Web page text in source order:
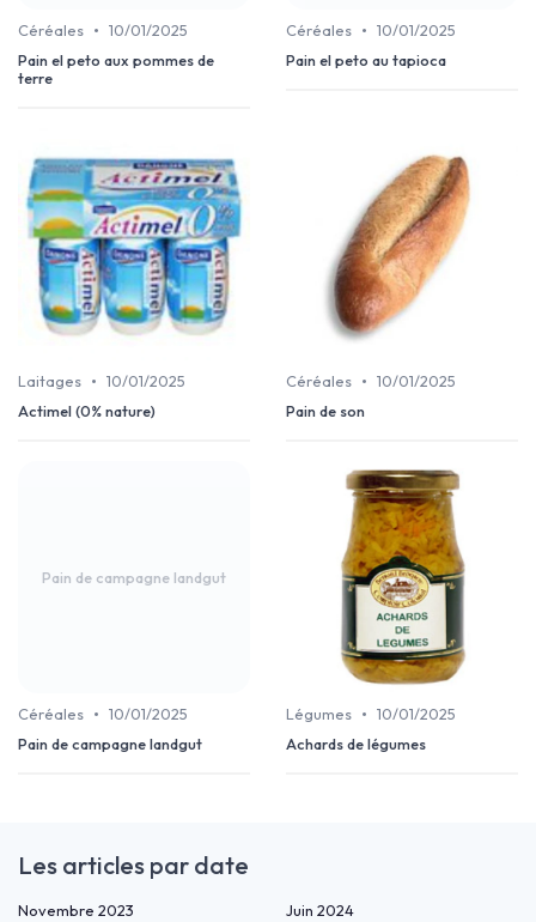
Céréales • 10/01/2025
Pain el peto aux pommes de
terre
Céréales • 10/01/2025
Pain el peto au tapioca
Laitages • 10/01/2025
Actimel (0% nature)
Céréales • 10/01/2025
Pain de son
Pain de campagne landgut
Céréales • 10/01/2025
Pain de campagne landgut
Légumes • 10/01/2025
Achards de légumes
Les articles par date
Novembre 2023
Juin 2024